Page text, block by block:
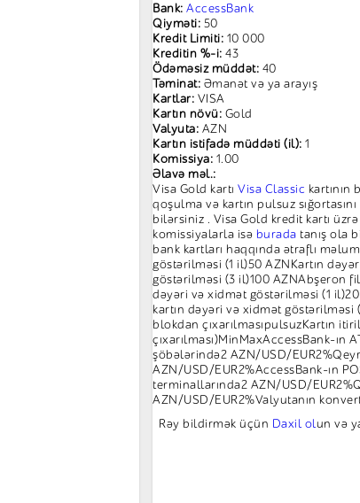
Bank: AccessBank
Qiyməti: 50
Kredit Limiti: 10 000
Kreditin %-i: 43
Ödəməsiz müddət: 40
Təminat: Əmanət və ya arayış
Kartlar: VISA
Kartın növü: Gold
Valyuta: AZN
Kartın istifadə müddəti (il): 1
Komissiya: 1.00
Əlavə məl.:
Visa Gold kartı Visa Classic
qoşulma və kartın pulsuz
bilərsiniz . Visa Gold kredit kartı
komissiyalarla isə burada tanış ola
bank kartları haqqında ətraflı
göstərilməsi (1 il)50 AZNKartın
göstərilməsi (3 il)100 AZNAbşeron
dəyəri və xidmət göstərilməsi (1
kartın dəyəri və xidmət göstərilməsi
blokdan çıxarılmasıpulsuzKartın
çıxarılması)MinMaxAccessBank-ın
şöbələrində2 AZN/USD/
AZN/USD/EUR2%AccessBank-ın
terminallarında2 AZN/USD/
AZN/USD/EUR2%Valyutanın
Rəy bildirmək üçün Daxil olun və